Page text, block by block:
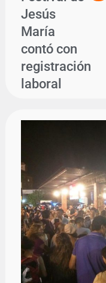
Jesús
María
contó con
registración
laboral